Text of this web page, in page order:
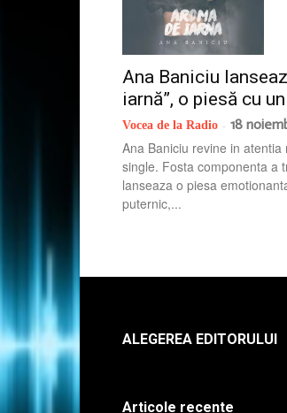
Ana Baniciu
iarnă”, o piesă cu
Vocea de la Radio - 18
Ana Baniciu revine in
single. Fosta componenta a
lanseaza o piesa
puternic,...
ALEGEREA EDITORULUI
Articole recente